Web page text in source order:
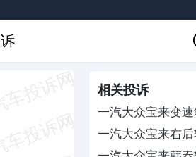
相关投诉
一汽大众宝来变
维修
一汽大众宝来右
胎开裂，厂家拖